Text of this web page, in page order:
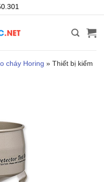
cháy Horing » Thiết bị kiểm